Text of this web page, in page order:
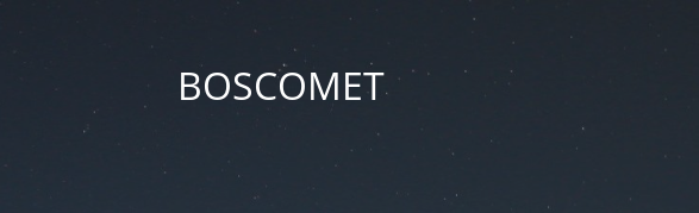
BOSCOMET